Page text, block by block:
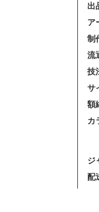
出
ア
制
流
技
サ
額
カ
ジ
配